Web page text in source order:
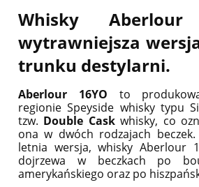
Whisky
wytrawniejsza
trunku destylarni.
Aberlour 16YO to
regionie Speyside whisky typu
tzw. Double Caskwhisky, co
ona w dwóch rodzajach
letnia wersja, whisky Aberlour
dojrzewa w beczkach po
amerykańskiego oraz po